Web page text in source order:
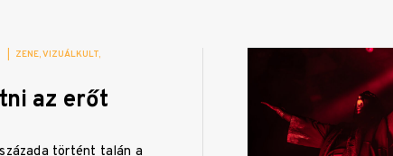
ZENE VIZUÁLKULT
az erőt
történt talán a